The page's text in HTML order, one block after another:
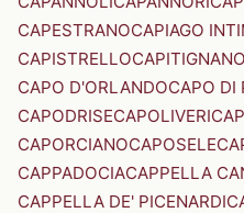
CAPESTRANOCAPIAGO
CAPISTRELLOCAPITIGNANO
CAPO D'ORLANDOCAPO DI
CAPODRISECAPOLIVERI
CAPORCIANOCAPOSELE
CAPPADOCIACAPPELLA
CAPPELLA DE' PICENARDI